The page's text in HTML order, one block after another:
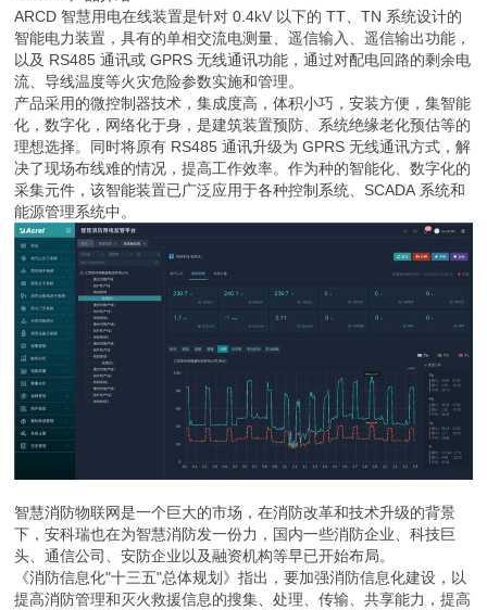
ARCD 智慧用电在线装置是针对 0.4kV 以下的 TT、TN 系统设计的
智能电力装置，具有的单相交流电测量、遥信输入、遥信输出功能，
以及 RS485 通讯或 GPRS 无线通讯功能，通过对配电回路的剩余电
流、导线温度等火灾危险参数实施和管理。
产品采用的微控制器技术，集成度高，体积小巧，安装方便，集智能
化，数字化，网络化于身，是建筑装置预防、系统绝缘老化预估等的
理想选择。同时将原有 RS485 通讯升级为 GPRS 无线通讯方式，解
决了现场布线难的情况，提高工作效率。作为种的智能化、数字化的
采集元件，该智能装置已广泛应用于各种控制系统、SCADA 系统和
能源管理系统中。
智慧消防物联网是一个巨大的市场，在消防改革和技术升级的背景
下，安科瑞也在为智慧消防发一份力，国内一些消防企业、科技巨
头、通信公司、安防企业以及融资机构等早已开始布局。
《消防信息化"十三五"总体规划》指出，要加强消防信息化建设，以
提高消防管理和灭火救援信息的搜集、处理、传输、共享能力，提高